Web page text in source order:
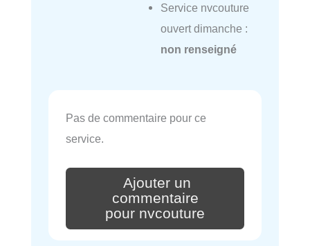
Service nvcouture
ouvert dimanche :
non renseigné
Pas de commentaire pour ce
service.
Ajouter un
commentaire
pour nvcouture